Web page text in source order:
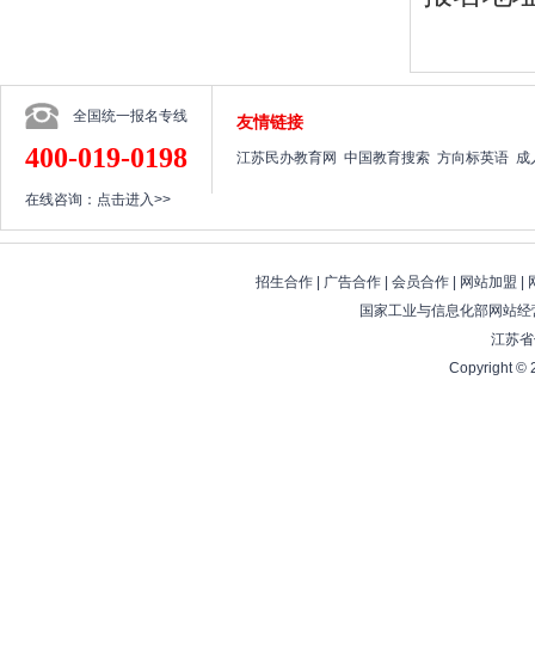
全国统一报名专线
400-019-0198
在线咨询： 点击进入>>
友情链接
江苏民办教育网 中国教育搜索 方向标英语 成
招生合作| 广告合作| 会员合作| 网站加盟
国家工业与信息化部网站
江苏
Copyright ©